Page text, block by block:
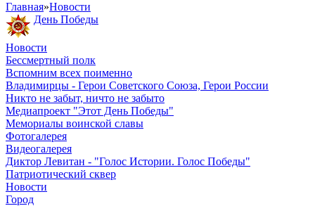
Главная»Новости
День Победы
Новости
Бессмертный полк
Вспомним всех поименно
Владимирцы - Герои Советского Союза, Герои России
Никто не забыт, ничто не забыто
Медиапроект "Этот День Победы"
Мемориалы воинской славы
Фотогалерея
Видеогалерея
Диктор Левитан - "Голос Истории. Голос Победы"
Патриотический сквер
Новости
Город